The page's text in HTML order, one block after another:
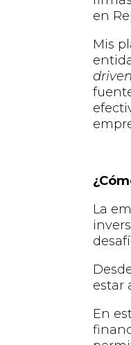
en
Mis
driven
La
D
estar
En